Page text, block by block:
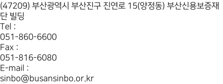
(47209) 부산광역시 부산진구 진연로 15(양정동) 부산신용보증재
단 빌딩
Tel :
051-860-6600
Fax :
051-816-6080
E-mail :
sinbo@busansinbo.or.kr